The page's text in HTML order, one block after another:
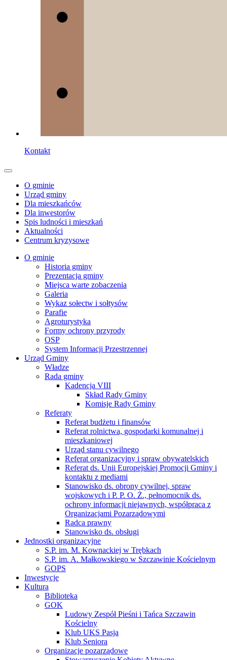
Kontakt
O gminie
Urząd gminy
Dla mieszkańców
Dla inwestorów
Spis ludności i mieszkań
Aktualności
Centrum kryzysowe
O gminie
Historia gminy
Prezentacja gminy
Miejsca warte zobaczenia
Galeria
Wykaz sołectw i sołtysów
Parafie
Agroturystyka
Formy ochrony przyrody
OSP
System Informacji Przestrzennej
Urząd Gminy
Władze
Rada gminy
Kadencja VIII
Skład Rady Gminy
Komisje Rady Gminy
Referaty
Referat budżetu i finansów
Referat rolnictwa, gospodarki komunalnej i
mieszkaniowej
Urząd stanu cywilnego
Referat organizacyjny i spraw obywatelskich
Referat ds. Unii Europejskiej Promocji Gminy i
kontaktu z mediami
Stanowisko ds. obrony cywilnej, spraw
wojskowych i P. P. O. Ż., pełnomocnik ds.
ochrony informacji niejawnych, współpraca z
Organizacjami Pozarządowymi
Radca prawny
Stanowisko ds. obsługi
Jednostki organizacyjne
S.P. im. M. Kownackiej w Trębkach
S.P. im. A. Małkowskiego w Szczawinie Kościelnym
GOPS
Inwestycje
Kultura
Biblioteka
GOK
Ludowy Zespół Pieśni i Tańca Szczawin
Kościelny
Klub UKS Pasja
Klub Seniora
Organizacje pozarządowe